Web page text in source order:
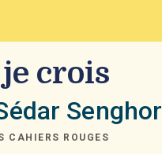
je crois
Senghor
CAHIERS ROUGES